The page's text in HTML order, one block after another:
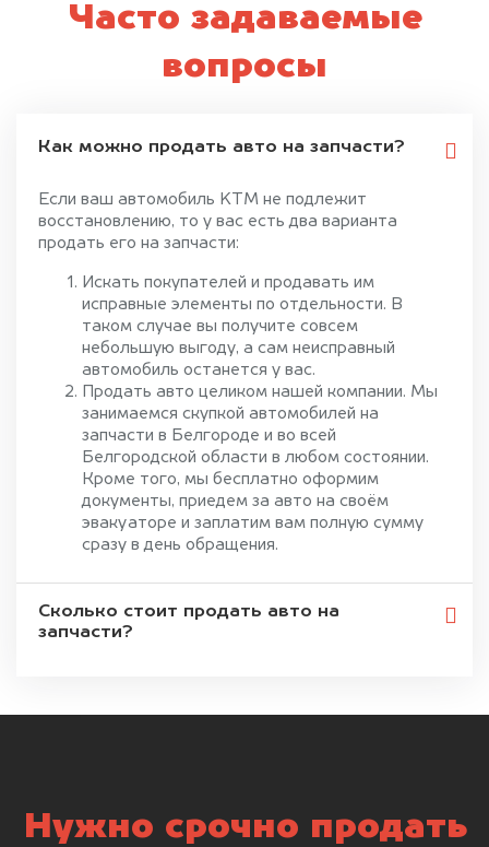
Часто задаваемые
вопросы
Как можно продать авто на запчасти?
Если ваш автомобиль KTM не подлежит
восстановлению, то у вас есть два варианта
продать его на запчасти:
Искать покупателей и продавать им
исправные элементы по отдельности. В
таком случае вы получите совсем
небольшую выгоду, а сам неисправный
автомобиль останется у вас.
Продать авто целиком нашей компании. Мы
занимаемся скупкой автомобилей на
запчасти в Белгороде и во всей
Белгородской области в любом состоянии.
Кроме того, мы бесплатно оформим
документы, приедем за авто на своём
эвакуаторе и заплатим вам полную сумму
сразу в день обращения.
Сколько стоит продать авто на
запчасти?
Нужно срочно продать